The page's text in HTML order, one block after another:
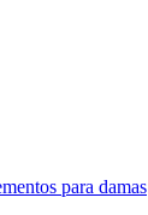
para damas